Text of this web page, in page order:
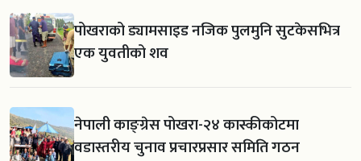
पोखराको ड्यामसाइड नजिक पुलमुनि सुटकेसभित्र
एक युवतीको शव
नेपाली काङ्ग्रेस पोखरा-२४ कास्कीकोटमा
वडास्तरीय चुनाव प्रचारप्रसार समिति गठन